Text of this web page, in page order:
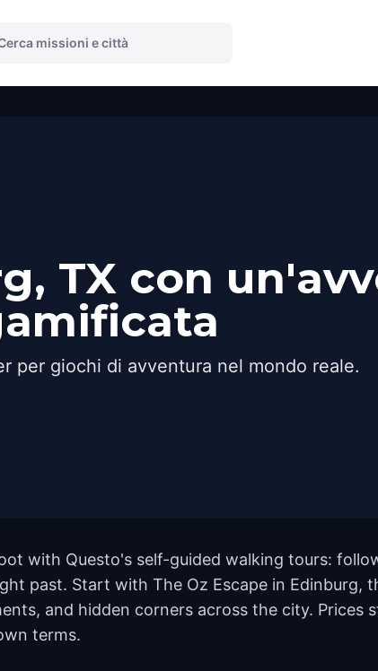
TX con
per giochi di avventura nel mondo reale.
with Questo's self-guided walking tours:
past. Start with The Oz Escape in Edinburg,
and hidden corners across the city. Prices
terms.